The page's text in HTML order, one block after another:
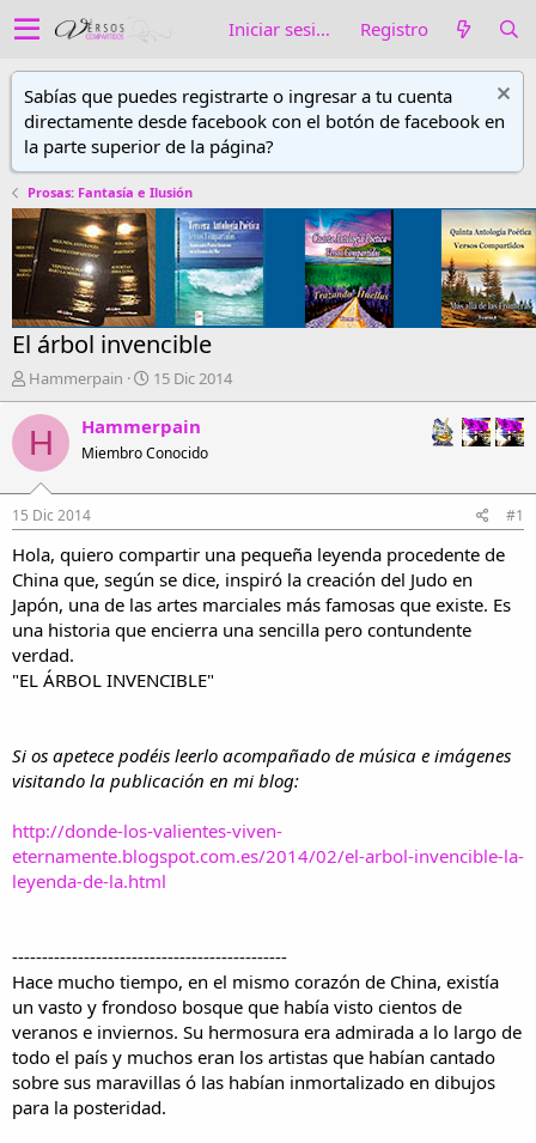
Iniciar sesión Registro
Sabías que puedes registrarte o ingresar a tu cuenta
directamente desde facebook con el botón de facebook en
la parte superior de la página?
Prosas: Fantasía e Ilusión
El árbol invencible
A
u
t
o
r
d
e
h
i
o
Hammerpain
F
e
c
a
i
n
c
o
15 Dic 2014
H Hammerpain
Miembro Conocido
15 Dic 2014 #1
Hola, quiero compartir una pequeña leyenda procedente de
China que, según se dice, inspiró la creación del Judo en
Japón, una de las artes marciales más famosas que existe. Es
una historia que encierra una sencilla pero contundente
verdad.
"EL ÁRBOL INVENCIBLE"
Si os apetece podéis leerlo acompañado de música e imágenes
visitando la publicación en mi blog:
http://donde-los-valientes-viven-
eternamente.blogspot.com.es/2014/02/el-arbol-invencible-la-
leyenda-de-la.html
----------------------------------------------
Hace mucho tiempo, en el mismo corazón de China, existía
un vasto y frondoso bosque que había visto cientos de
veranos e inviernos. Su hermosura era admirada a lo largo de
todo el país y muchos eran los artistas que habían cantado
sobre sus maravillas ó las habían inmortalizado en dibujos
para la posteridad.